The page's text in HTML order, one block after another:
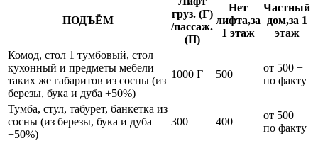
ПОДЪЁМ
груз. (Г)
/пассаж.
(П)
Нет
лифта,за
1 этаж
Частный
дом,за 1
этаж
Комод, стол 1 тумбовый, стол
кухонный и предметы мебели
таких же габаритов из сосны (из
березы, бука и дуба +50%)
1000 Г 500
от 500 +
по факту
Тумба, стул, табурет, банкетка из
сосны (из березы, бука и дуба
+50%)
300 400
от 500 +
по факту